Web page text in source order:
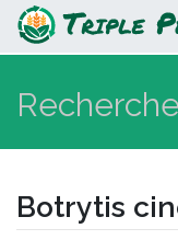
Botrytis
Botrytis